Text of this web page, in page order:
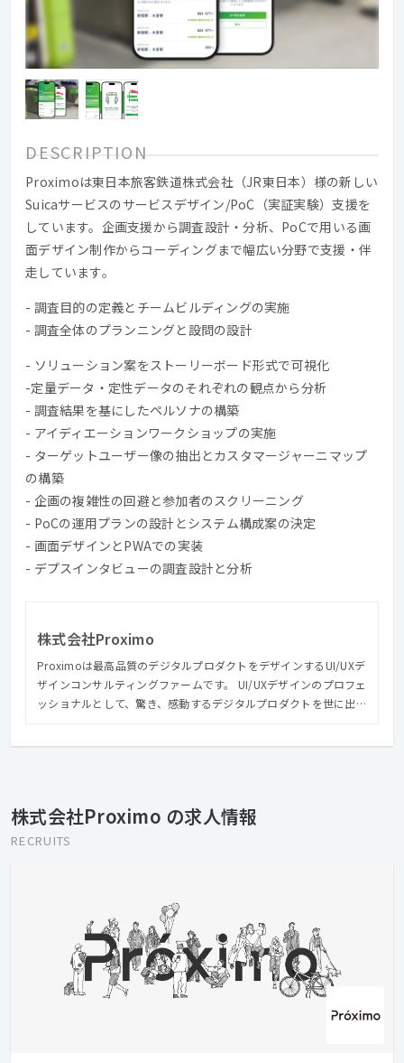
DESCRIPTION
Proximoは東日本旅客鉄道株式会社（JR東日本）様の新しい
Suicaサービスのサービスデザイン/PoC（実証実験）支援を
しています。企画支援から調査設計・分析、PoCで用いる画
面デザイン制作からコーディングまで幅広い分野で支援・伴
走しています。
- 調査目的の定義とチームビルディングの実施
- 調査全体のプランニングと設問の設計
- ソリューション案をストーリーボード形式で可視化
-定量データ・定性データのそれぞれの観点から分析
- 調査結果を基にしたペルソナの構築
- アイディエーションワークショップの実施
- ターゲットユーザー像の抽出とカスタマージャーニマップ
の構築
- 企画の複雑性の回避と参加者のスクリーニング
- PoCの運用プランの設計とシステム構成案の決定
- 画面デザインとPWAでの実装
- デプスインタビューの調査設計と分析
株式会社Proximo
Proximoは最高品質のデジタルプロダクトをデザインするUI/UXデ
ザインコンサルティングファームです。 UI/UXデザインのプロフェ
ッショナルとして、驚き、感動するデジタルプロダクトを世に出す
アントには 「ユーザーの数や満足度が向上し、ビジネスや事業の
価値が上がる」 そして我々デジタルプロダクトの作り手は 「クラ
株式会社Proximo の求人情報
RECRUITS